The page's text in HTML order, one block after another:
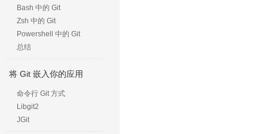
Bash 中的 Git
Zsh 中的 Git
Powershell 中的 Git
总结
将 Git 嵌入你的应用
命令行 Git 方式
Libgit2
JGit